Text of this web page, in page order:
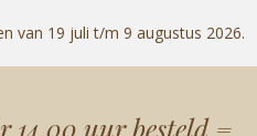
van 19 juli t/m 9 augustus 2026.
14.00 uur besteld =